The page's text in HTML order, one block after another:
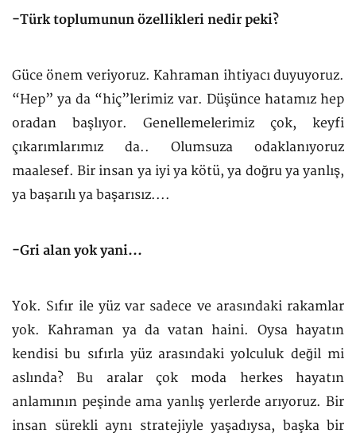
-Türk toplumunun özellikleri nedir peki?
Güce önem veriyoruz. Kahraman ihtiyacı duyuyoruz.
“Hep” ya da “hiç”lerimiz var. Düşünce hatamız hep
oradan başlıyor. Genellemelerimiz çok, keyfi
çıkarımlarımız da.. Olumsuza odaklanıyoruz
maalesef. Bir insan ya iyi ya kötü, ya doğru ya yanlış,
ya başarılı ya başarısız....
-Gri alan yok yani...
Yok. Sıfır ile yüz var sadece ve arasındaki rakamlar
yok. Kahraman ya da vatan haini. Oysa hayatın
kendisi bu sıfırla yüz arasındaki yolculuk değil mi
aslında? Bu aralar çok moda herkes hayatın
anlamının peşinde ama yanlış yerlerde arıyoruz. Bir
insan sürekli aynı stratejiyle yaşadıysa, başka bir